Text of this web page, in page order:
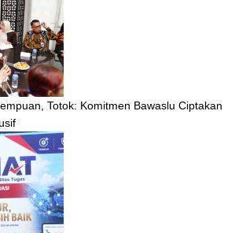
Totok: Komitmen Bawaslu Ciptakan